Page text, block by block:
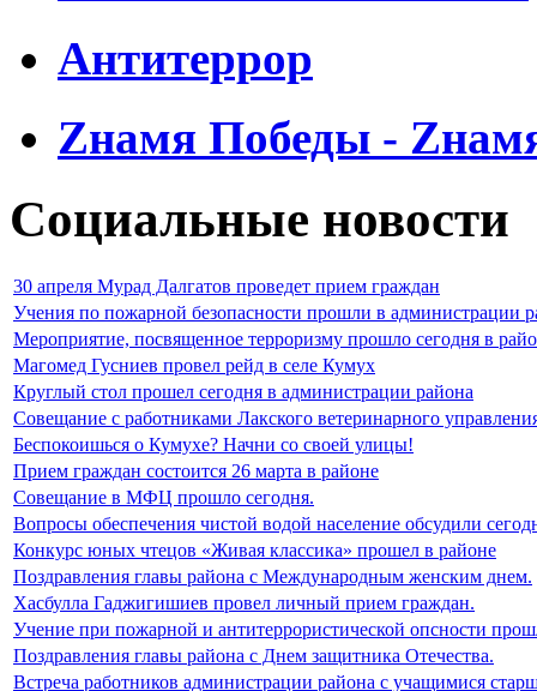
Антитеррор
Zнамя Победы -
Социальные новости
30 апреля Мурад Далгатов проведет прием граждан
Учения по пожарной безопасности прошли в администрации
Мероприятие, посвященное терроризму прошло сегодня в
Магомед Гусниев провел рейд в селе Кумух
Круглый стол прошел сегодня в администрации района
Cовещание с работниками Лакского ветеринарного
Беспокоишься о Кумухе? Начни со своей улицы!
Прием граждан состоится 26 марта в районе
Совещание в МФЦ прошло сегодня.
Вопросы обеспечения чистой водой население обсудили
Конкурс юных чтецов «Живая классика» прошел в районе
Поздравления главы района с Международным женским днем.
Хасбулла Гаджигишиев провел личный прием граждан.
Учение при пожарной и антитеррористической опсности
Поздравления главы района с Днем защитника Отечества.
Встреча работников администрации района с учащимися